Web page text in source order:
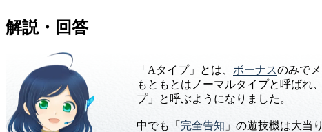
解説・回答
「Aタイプ」とは、 ボーナスのみで
もともとはノーマルタイプと呼ばれ
プ」と呼ぶようになりました。
中でも「 完全告知 」の遊技機は大当